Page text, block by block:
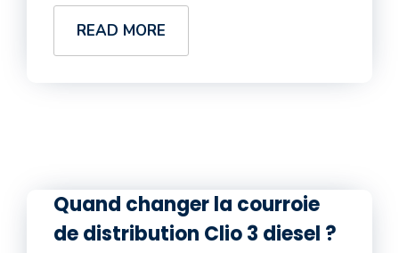
READ MORE
Quand changer la courroie
de distribution Clio 3 diesel ?